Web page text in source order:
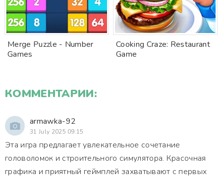
Merge Puzzle - Number
Games
Cooking Craze: Restaurant
Game
КОММЕНТАРИИ:
armawka-92
31 July 2025 09:15
Эта игра предлагает увлекательное сочетание
головоломок и строительного симулятора. Красочная
графика и приятный геймплей захватывают с первых